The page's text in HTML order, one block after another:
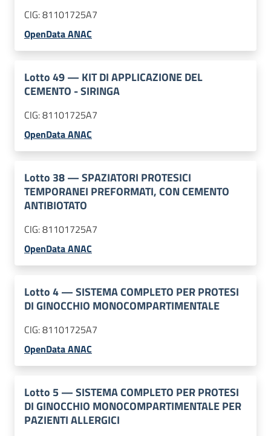
CIG:81101725A7
OpenData ANAC
Lotto49— KIT DI APPLICAZIONE DEL
CEMENTO - SIRINGA
CIG:81101725A7
OpenData ANAC
Lotto 38—SPAZIATORI PROTESICI
TEMPORANEI PREFORMATI, CON CEMENTO
ANTIBIOTATO
CIG:81101725A7
OpenData ANAC
Lotto4—SISTEMA COMPLETO PER PROTESI
DI GINOCCHIO MONOCOMPARTIMENTALE
CIG:81101725A7
OpenData ANAC
Lotto 5—SISTEMA COMPLETO PER PROTESI
DI GINOCCHIO MONOCOMPARTIMENTALE PER
PAZIENTI ALLERGICI